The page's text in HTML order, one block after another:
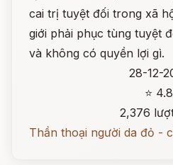
cai trị tuyệt đối trong xã
giới phải phục tùng tuyệt
và không có quyền lợi gì.
28-12-
⭐ 4.8
2,376
Thần thoại người da đỏ -